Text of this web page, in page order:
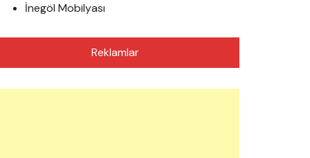
İnegöl Mobilyası
Reklamlar